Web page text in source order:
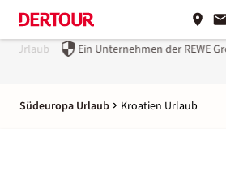
Ein Unternehmen derREWE Group
Südeuropa Urlaub Kroatien Urlaub